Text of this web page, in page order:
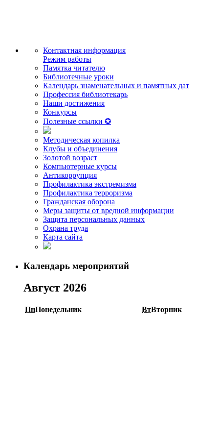
Контактная информация
Режим работы
Памятка читателю
Библиотечные уроки
Календарь знаменательных и памятных дат
Профессия библиотекарь
Наши достижения
Конкурсы
Полезные ссылки ✪
Методическая копилка
Клубы и объединения
Золотой возраст
Компьютерные курсы
Антикоррупция
Профилактика экстремизма
Профилактика терроризма
Гражданская оборона
Меры защиты от вредной информации
Защита персональных данных
Охрана труда
Карта сайта
Календарь мероприятий
Август 2026
ПнПонедельник ВтВторник